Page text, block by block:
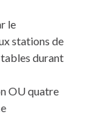
le
stations de
durant
OU quatre